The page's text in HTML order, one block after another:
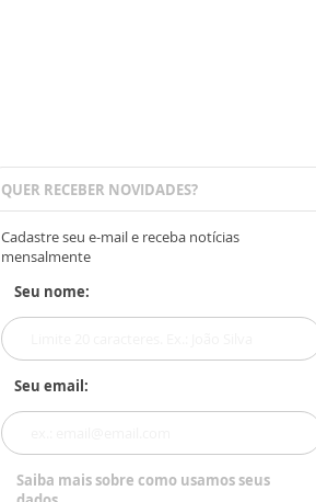
QUER RECEBER NOVIDADES?
Cadastre seu e-mail e receba notícias
mensalmente
Seu nome:
Seu email:
Saiba mais sobre como usamos seus